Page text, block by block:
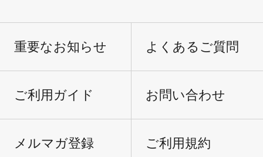
重要なお知らせ よくあるご質問
ご利用ガイド お問い合わせ
メルマガ登録 ご利用規約